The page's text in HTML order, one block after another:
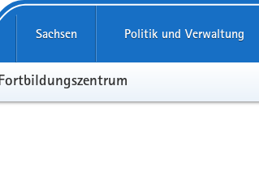
Sachsen Politik und Verwaltung